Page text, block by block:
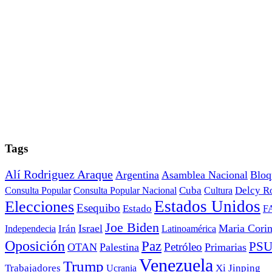
Tags
Alí Rodriguez Araque Argentina Asamblea Nacional
Consulta Popular Consulta Popular Nacional Cuba Cultura Delcy
EleccionesEsequibo Estado Estados Unidos
Independecia Irán Israel Joe Biden Latinoamérica Maria
Oposición OTAN Palestina PazPetróleo Primarias
Trabajadores Trump Ucrania Venezuela Xi Jinping